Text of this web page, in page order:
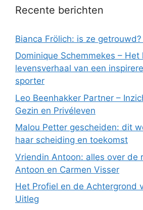
Recente berichten
Bianca Frölich: is ze
Dominique Schemmekes – Het
levensverhaal van een
sporter
Leo Beenhakker Partner –
Gezin en Privéleven
Malou Petter gescheiden: dit
haar scheiding en toekomst
Vriendin Antoon: alles over de
Antoon en Carmen Visser
Het Profiel en de Achtergrond
Uitleg